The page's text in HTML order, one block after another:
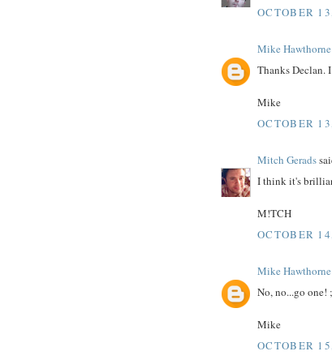
OCTOBER
Mike Hawthorne
Thanks Declan.
Mike
OCTOBER
Mitch Gerads
I think it's
M!TCH
OCTOBER
Mike Hawthorne
No, no...go one!
Mike
OCTOBER